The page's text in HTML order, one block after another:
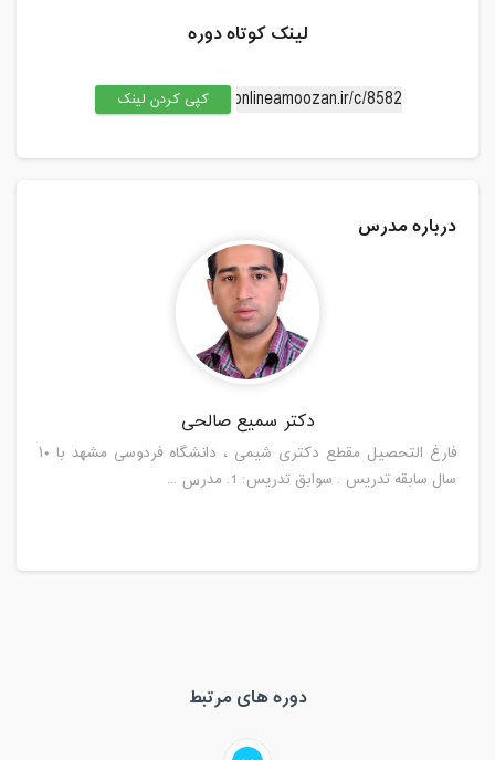
لینک کوتاه دوره
کپی کردن لینک
درباره مدرس
دکتر سمیع صالحی
فارغ التحصیل مقطع دکتری شیمی ، دانشگاه فردوسی مشهد با ۱۰
سال سابقه تدریس . سوابق تدریس: 1. مدرس ...
دوره های مرتبط